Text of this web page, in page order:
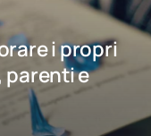
i propri
parenti e